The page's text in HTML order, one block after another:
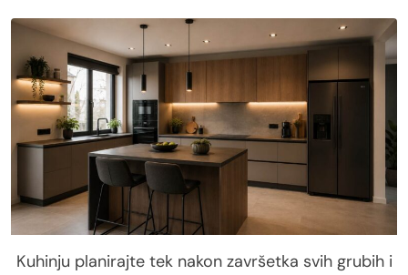
Kuhinju planirajte tek nakon završetka svih grubih i